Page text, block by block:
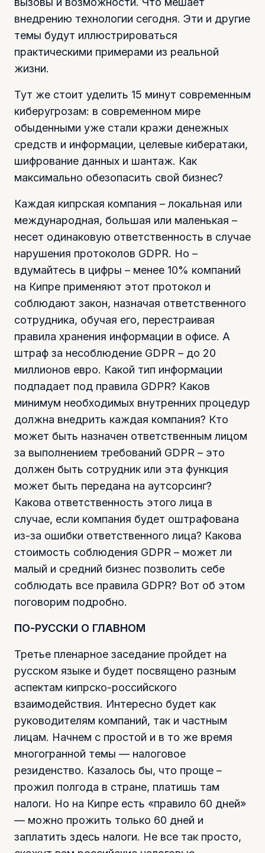
внедрению технологии сегодня. Эти и другие
темы будут иллюстрироваться
практическими примерами из реальной
жизни.
Тут же стоит уделить 15 минут современным
киберугрозам: в современном мире
обыденными уже стали кражи денежных
средств и информации, целевые кибератаки,
шифрование данных и шантаж. Как
максимально обезопасить свой бизнес?
Каждая кипрская компания – локальная или
международная, большая или маленькая –
несет одинаковую ответственность в случае
нарушения протоколов GDPR. Но –
вдумайтесь в цифры – менее 10% компаний
на Кипре применяют этот протокол и
соблюдают закон, назначая ответственного
сотрудника, обучая его, перестраивая
правила хранения информации в офисе. А
штраф за несоблюдение GDPR – до 20
миллионов евро. Какой тип информации
подпадает под правила GDPR? Каков
минимум необходимых внутренних процедур
должна внедрить каждая компания? Кто
может быть назначен ответственным лицом
за выполнением требований GDPR – это
должен быть сотрудник или эта функция
может быть передана на аутсорсинг?
Какова ответственность этого лица в
случае, если компания будет оштрафована
из-за ошибки ответственного лица? Какова
стоимость соблюдения GDPR – может ли
малый и средний бизнес позволить себе
соблюдать все правила GDPR? Вот об этом
поговорим подробно.
ПО-РУССКИ О ГЛАВНОМ
Третье пленарное заседание пройдет на
русском языке и будет посвящено разным
аспектам кипрско-российского
взаимодействия. Интересно будет как
руководителям компаний, так и частным
лицам. Начнем с простой и в то же время
многогранной темы — налоговое
резиденство. Казалось бы, что проще –
прожил полгода в стране, платишь там
налоги. Но на Кипре есть «правило 60 дней»
— можно прожить только 60 дней и
заплатить здесь налоги. Не все так просто,